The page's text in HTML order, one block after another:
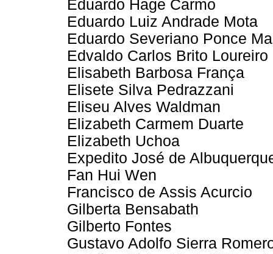
Eduardo Hage Carmo
Eduardo Luiz Andrade Mota
Eduardo Severiano Ponce
Edvaldo Carlos Brito Loureiro
Elisabeth Barbosa França
Elisete Silva Pedrazzani
Eliseu Alves Waldman
Elizabeth Carmem Duarte
Elizabeth Uchoa
Expedito José de
Fan Hui Wen
Francisco de Assis Acurcio
Gilberta Bensabath
Gilberto Fontes
Gustavo Adolfo Sierra